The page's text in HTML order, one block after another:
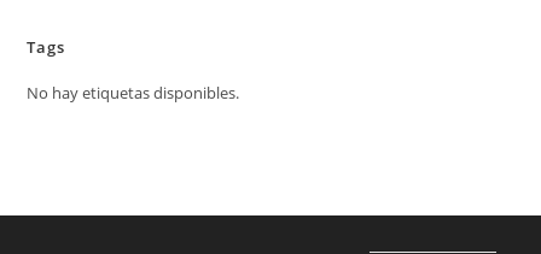
Tags
No hay etiquetas disponibles.